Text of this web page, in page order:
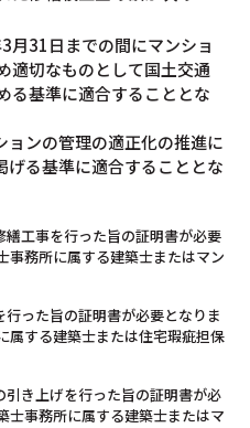
31日までの間にマンショ
適切なものとして国土交通
る基準に適合することとな
ンの管理の適正化の推進に
る基準に適合することとな
工事を行った旨の証明書が必要
務所に属する建築士またはマン
った旨の証明書が必要となりま
する建築士または住宅瑕疵担保
き上げを行った旨の証明書が必
事務所に属する建築士またはマ